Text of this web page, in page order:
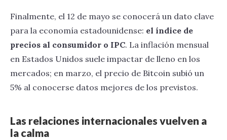
Finalmente, el 12 de mayo se conocerá un dato clave
para la economía estadounidense: el índice de
precios al consumidor o IPC. La inflación mensual
en Estados Unidos suele impactar de lleno en los
mercados; en marzo, el precio de Bitcoin subió un
5% al conocerse datos mejores de los previstos.
Las relaciones internacionales vuelven a
la calma